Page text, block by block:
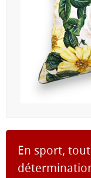
En sport,